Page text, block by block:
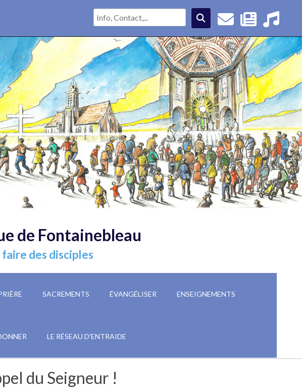
de Fontainebleau
des disciples
SACREMENTS ÉVANGÉLISER ENSEIGNEMENTS
LE RÉSEAU D’ENTRAIDE
du Seigneur !